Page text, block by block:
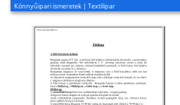
Könnyűipari ismeretek | Textilipar